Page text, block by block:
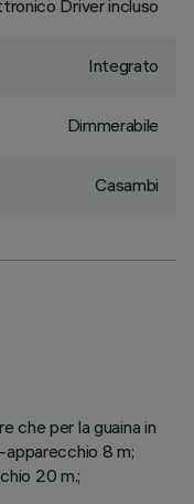
Driver incluso
Integrato
Dimmerabile
Casambi
che per la guaina in
8 m;
20 m.;